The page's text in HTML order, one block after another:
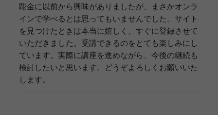
彫金に以前から興味がありましたが、まさかオンラ
インで学べるとは思ってもいませんでした。サイト
を見つけたときは本当に嬉しく、すぐに登録させて
いただきました。受講できるのをとても楽しみにし
ています。実際に講座を進めながら、今後の継続も
検討したいと思います。どうぞよろしくお願いいた
します。